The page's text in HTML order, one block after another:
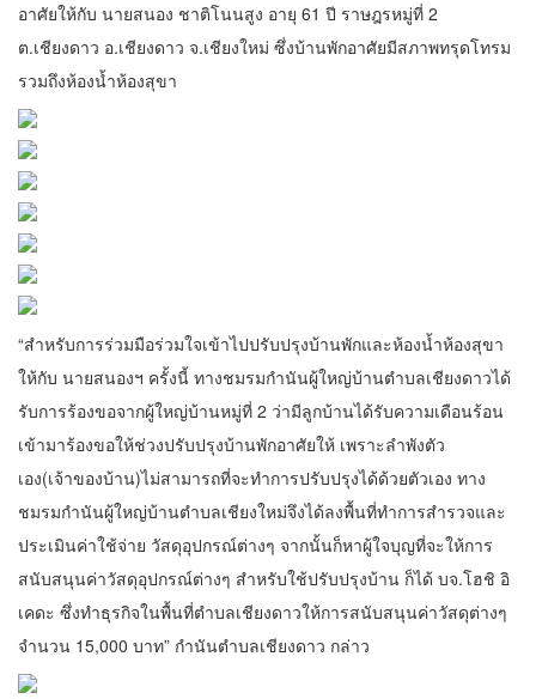
อาศัยให้กับ นายสนอง ชาติโนนสูง อายุ 61 ปี ราษฎรหมู่ที่ 2
ต.เชียงดาว อ.เชียงดาว จ.เชียงใหม่ ซึ่งบ้านพักอาศัยมีสภาพทรุดโทรม
รวมถึงห้องน้ำห้องสุขา
“สำหรับการร่วมมือร่วมใจเข้าไปปรับปรุงบ้านพักและห้องน้ำห้องสุขา
ให้กับ นายสนองฯ ครั้งนี้ ทางชมรมกำนันผู้ใหญ่บ้านตำบลเชียงดาวได้
รับการร้องขอจากผู้ใหญ่บ้านหมู่ที่ 2 ว่ามีลูกบ้านได้รับความเดือนร้อน
เข้ามาร้องขอให้ช่วงปรับปรุงบ้านพักอาศัยให้ เพราะลำพังตัว
เอง(เจ้าของบ้าน)ไม่สามารถที่จะทำการปรับปรุงได้ด้วยตัวเอง ทาง
ชมรมกำนันผู้ใหญ่บ้านตำบลเชียงใหม่จึงได้ลงพื้นที่ทำการสำรวจและ
ประเมินค่าใช้จ่าย วัสดุอุปกรณ์ต่างๆ จากนั้นก็หาผู้ใจบุญที่จะให้การ
สนับสนุนค่าวัสดุอุปกรณ์ต่างๆ สำหรับใช้ปรับปรุงบ้าน ก็ได้ บจ.โฮชิ อิ
เคดะ ซึ่งทำธุรกิจในพื้นที่ตำบลเชียงดาวให้การสนับสนุนค่าวัสดุต่างๆ
จำนวน 15,000 บาท” กำนันตำบลเชียงดาว กล่าว